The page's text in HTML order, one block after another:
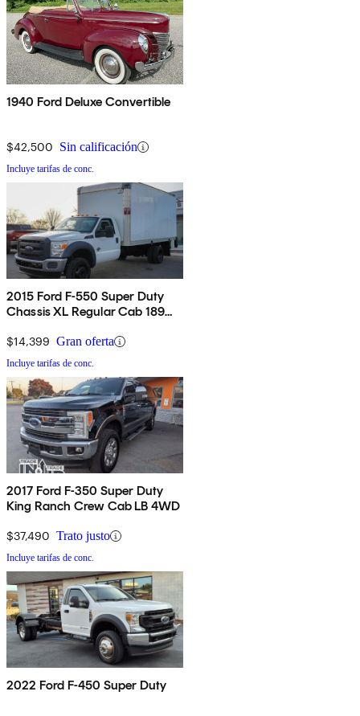
1940 Ford Deluxe Convertible
$42,500 Sin calificación
Incluye tarifas de conc.
2015 Ford F-550 Super Duty
Chassis XL Regular Cab 189
$14,399 Gran oferta
Incluye tarifas de conc.
2017 Ford F-350 Super Duty
King Ranch Crew Cab LB 4WD
$37,490 Trato justo
Incluye tarifas de conc.
2022 Ford F-450 Super Duty